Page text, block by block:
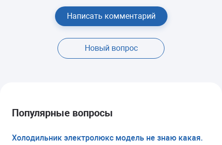
Написать комментарий
Новый вопрос
Популярные вопросы
Холодильник электролюкс модель не знаю какая.